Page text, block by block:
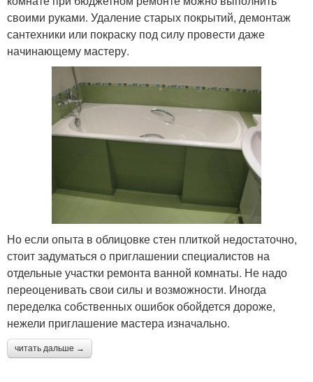
своими руками. Удаление старых покрытий, демонтаж
сантехники или покраску под силу провести даже
начинающему мастеру.
Но если опыта в облицовке стен плиткой недостаточно,
стоит задуматься о приглашении специалистов на
отдельные участки ремонта ванной комнаты. Не надо
переоценивать свои силы и возможности. Иногда
переделка собственных ошибок обойдется дороже,
нежели приглашение мастера изначально.
читать дальше →